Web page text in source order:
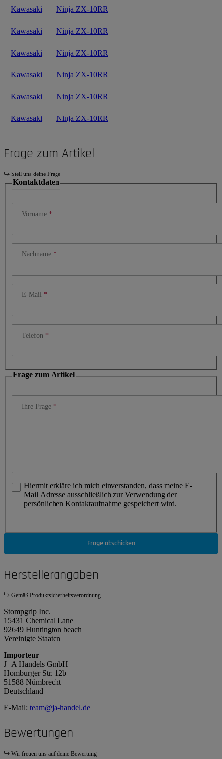
Kawasaki Ninja ZX-10RR
Kawasaki Ninja ZX-10RR
Kawasaki Ninja ZX-10RR
Kawasaki Ninja ZX-10RR
Kawasaki Ninja ZX-10RR
Kawasaki Ninja ZX-10RR
Frage zum Artikel
Stell uns deine Frage
Kontaktdaten
Vorname
Nachname
E-Mail
Telefon
Frage zum Artikel
Ihre Frage
Hiermit erkläre ich mich einverstanden, dass meine E-
Mail Adresse ausschließlich zur Verwendung der
persönlichen Kontaktaufnahme gespeichert wird.
Frage abschicken
Herstellerangaben
Gemäß Produktsicherheitsverordnung
Stompgrip Inc.
15431 Chemical Lane
92649 Huntington beach
Vereinigte Staaten
Importeur
J+A Handels GmbH
Homburger Str. 12b
51588 Nümbrecht
Deutschland
E-Mail: team@ja-handel.de
Bewertungen
Wir freuen uns auf deine Bewertung